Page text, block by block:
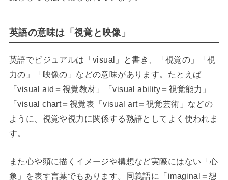
英語の意味は「視覚と映像」
英語でビジュアルは「visual」と書き、「視覚の」「視
力の」「映像の」などの意味があります。たとえば
「visual aid＝視覚教材」「visual ability＝視覚能力」
「visual chart＝視覚表「visual art＝視覚芸術」などの
ように、視覚や視力に関係する熟語としてよく使われま
す。
また心や頭に描くイメージや構想など実際にはない「心
象」を表す言葉でもあります。同義語に「imaginal＝想